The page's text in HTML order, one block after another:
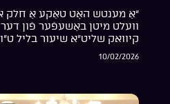
“אַ מענטש האָט טאַקע אַ חלק
וועלט מיטן באַשעפֿער פֿון דער
קיוואק שליט”א שיעור בליל
10/02/2026